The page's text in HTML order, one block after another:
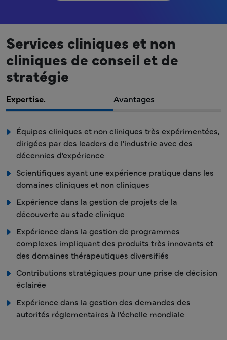
Services cliniques et non
cliniques de conseil et de
stratégie
Expertise. Avantages
Équipes cliniques et non cliniques très expérimentées,
dirigées par des leaders de l'industrie avec des
décennies d'expérience
Scientifiques ayant une expérience pratique dans les
domaines cliniques et non cliniques
Expérience dans la gestion de projets de la
découverte au stade clinique
Expérience dans la gestion de programmes
complexes impliquant des produits très innovants et
des domaines thérapeutiques diversifiés
Contributions stratégiques pour une prise de décision
éclairée
Expérience dans la gestion des demandes des
autorités réglementaires à l'échelle mondiale